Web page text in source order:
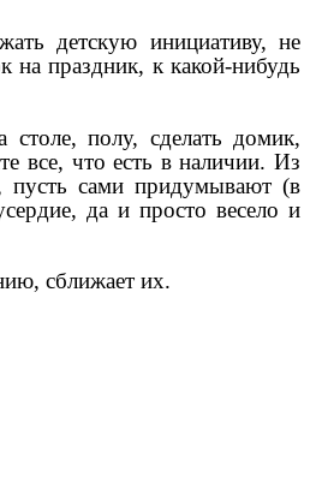
детскую инициативу, не
на праздник, к какой-нибудь
полу, сделать домик,
все, что есть в наличии. Из
пусть сами придумывают (в
да и просто весело и
сближает их.